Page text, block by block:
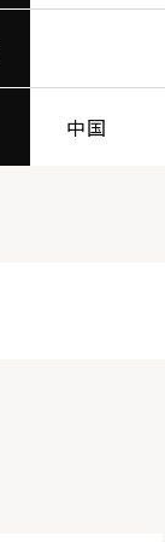
中国